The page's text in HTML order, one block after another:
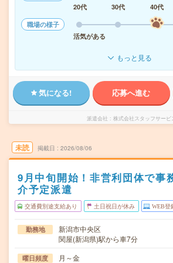
20代
30代 40代
職場の様子
活気がある
もっと見る
気になる! 応募へ進む
派遣会社 株式会社スタッフサービ
未読 掲載日 2026/08/06
9月中旬開始！非営利団体で事
介予定派遣
交通費別途支給あり 土日祝日が休み WEB登
勤務地
新潟市中央区
関屋(新潟県)駅から車7分
曜日頻度 月～金